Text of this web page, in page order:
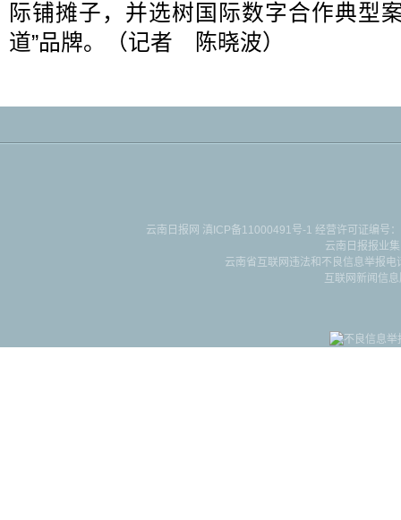
际铺摊子，并选树国际数字合作典型
道”品牌。（记者 陈晓波）
云南日报网 滇ICP备11000491号-1 经营许可证编号
云南日报报业
云南省互联网违法和不良信息举报
互联网新闻信